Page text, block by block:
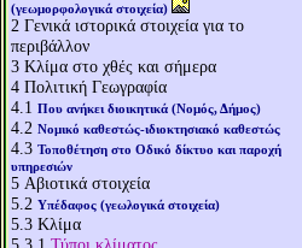
(γεωμορφολογικά στοιχεία)
2 Γενικά ιστορικά στοιχεία για το
περιβάλλον
3 Κλίμα στο χθές και σήμερα
4 Πολιτική Γεωγραφία
4.1 Που ανήκει διοικητικά (Νομός, Δήμος)
4.2 Νομικό καθεστώς-ιδιοκτησιακό καθεστώς
4.3 Τοποθέτηση στο Οδικό δίκτυο και παροχή
υπηρεσιών
5 Αβιοτικά στοιχεία
5.2 Υπέδαφος (γεωλογικά στοιχεία)
5.3 Κλίμα